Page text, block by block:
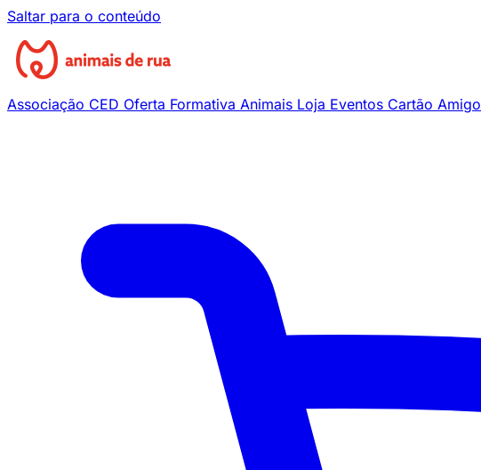
Saltar para o conteúdo
Associação CED Oferta Formativa Animais Loja Eventos Cartão Amigo